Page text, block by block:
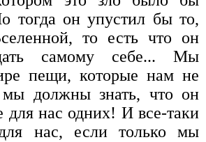
тогда он упустил бы то,
то есть что он
самому себе... Мы
пещи, которые нам не
мы должны знать, что он
для нас одних! И все-таки
нас, если только мы